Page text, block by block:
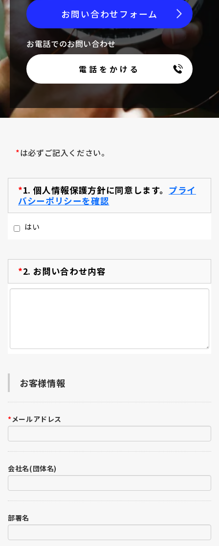
お問い合わせフォーム
お電話でのお問い合わせ
電話をかける
*は必ずご記入ください。
*1. 個人情報保護方針に同意します。 プライ
バシーポリシーを確認
はい
*2. お問い合わせ内容
お客様情報
*メールアドレス
会社名(団体名)
部署名